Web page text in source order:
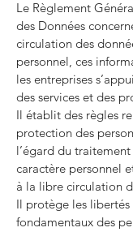
Le Règlement
des Données
circulation des
personnel, ces
les entreprises
des services et des
Il établit des règles
protection des
l’égard du
caractère personnel
à la libre circulation
Il protège les
fondamentaux des